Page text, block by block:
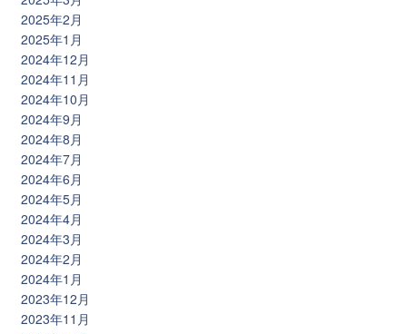
2025年2月
2025年1月
2024年12月
2024年11月
2024年10月
2024年9月
2024年8月
2024年7月
2024年6月
2024年5月
2024年4月
2024年3月
2024年2月
2024年1月
2023年12月
2023年11月